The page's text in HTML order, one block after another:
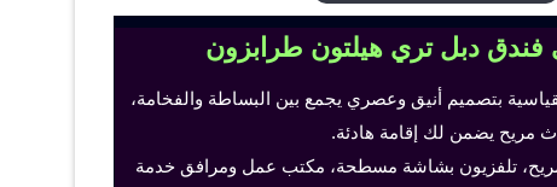
فندق دبل تري هيلتون طرابزون
بتصميم أنيق وعصري يجمع بين البساطة والفخامة،
مريح يضمن لك إقامة هادئة.
تلفزيون بشاشة مسطحة، مكتب عمل ومرافق خدمة